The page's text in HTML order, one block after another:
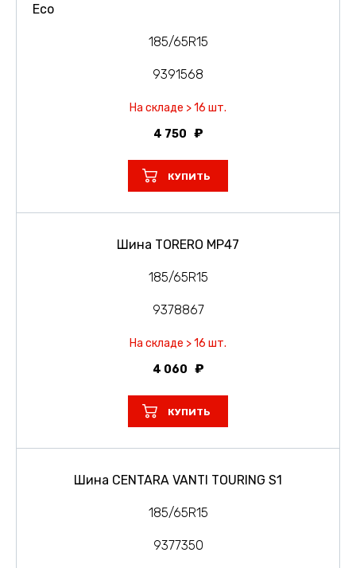
Eco
185/65R15
9391568
На складе > 16 шт.
4 750
КУПИТЬ
Шина TORERO MP47
185/65R15
9378867
На складе > 16 шт.
4 060
КУПИТЬ
Шина CENTARA VANTI TOURING S1
185/65R15
9377350